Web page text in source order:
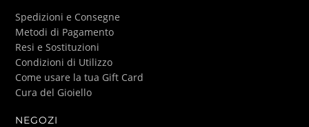
Spedizioni e Consegne
Metodi di Pagamento
Resi e Sostituzioni
Condizioni di Utilizzo
Come usare la tua Gift Card
Cura del Gioiello
NEGOZI